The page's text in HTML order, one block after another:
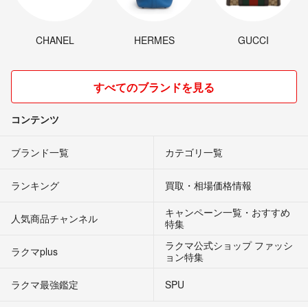
CHANEL HERMES GUCCI
すべてのブランドを見る
コンテンツ
ブランド一覧 カテゴリ一覧
ランキング 買取・相場価格情報
人気商品チャンネル
キャンペーン一覧・おすすめ
特集
ラクマplus
ラクマ公式ショップ ファッシ
ョン特集
ラクマ最強鑑定
SPU